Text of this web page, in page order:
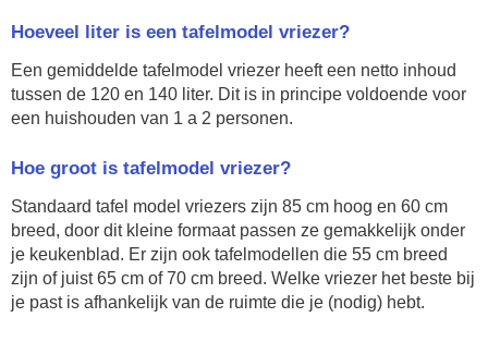
Hoeveel liter is een tafelmodel vriezer?
Een gemiddelde tafelmodel vriezer heeft een netto inhoud
tussen de 120 en 140 liter. Dit is in principe voldoende voor
een huishouden van 1 a 2 personen.
Hoe groot is tafelmodel vriezer?
Standaard tafel model vriezers zijn 85 cm hoog en 60 cm
breed, door dit kleine formaat passen ze gemakkelijk onder
je keukenblad. Er zijn ook tafelmodellen die 55 cm breed
zijn of juist 65 cm of 70 cm breed. Welke vriezer het beste bij
je past is afhankelijk van de ruimte die je (nodig) hebt.